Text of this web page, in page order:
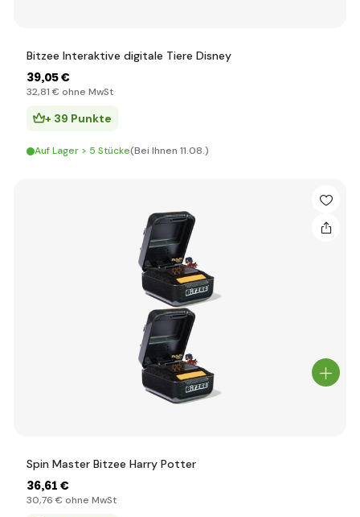
Bitzee Interaktive digitale Tiere Disney
39,05 €
32,81 € ohne MwSt
+ 39 Punkte
Auf Lager > 5 Stücke(Bei Ihnen 11.08.)
Spin Master Bitzee Harry Potter
36,61 €
30,76 € ohne MwSt